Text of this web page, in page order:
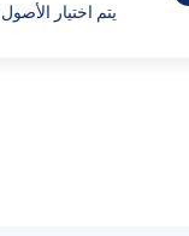
يتم اختيار